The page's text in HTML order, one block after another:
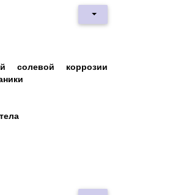
солевой коррозии